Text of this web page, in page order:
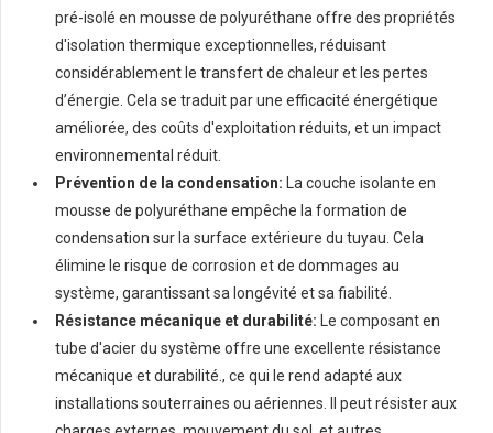
pré-isolé en mousse de polyuréthane offre des propriétés
d'isolation thermique exceptionnelles, réduisant
considérablement le transfert de chaleur et les pertes
d’énergie. Cela se traduit par une efficacité énergétique
améliorée, des coûts d'exploitation réduits, et un impact
environnemental réduit.
Prévention de la condensation: La couche isolante en
mousse de polyuréthane empêche la formation de
condensation sur la surface extérieure du tuyau. Cela
élimine le risque de corrosion et de dommages au
système, garantissant sa longévité et sa fiabilité.
Résistance mécanique et durabilité: Le composant en
tube d'acier du système offre une excellente résistance
mécanique et durabilité., ce qui le rend adapté aux
installations souterraines ou aériennes. Il peut résister aux